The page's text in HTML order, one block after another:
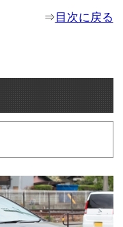
⇒ 目次に戻る